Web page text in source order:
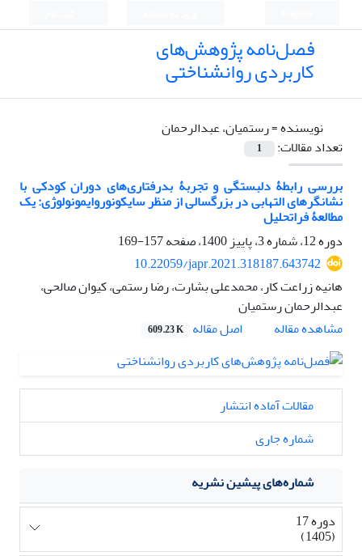
فصل‌نامه پژوهش‌های
کاربردی روانشناختی
نویسنده =رستمیان، عبدالرحمان
تعداد مقالات:
1
بررسی رابطۀ دلبستگی و تجربۀ بدرفتاری‌های دوران کودکی با
نشانگرهای التهابی در بزرگسالی از منظر سایکونوروایمونولوژی: یک
مطالعۀ فراتحلیل
دوره 12، شماره 3، پاییز 1400، صفحه
157-169
10.22059/japr.2021.318187.643742
هانیه زراعت کار، محمدعلی بشارت، رضا رستمی، کیوان صالحی،
عبدالرحمان رستمیان
مشاهده مقاله
اصل مقاله 609.23 K
مقالات آماده انتشار
شماره جاری
شماره‌های پیشین نشریه
دوره 17
(1405)